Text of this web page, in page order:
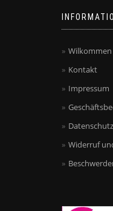
Wilkommen
Kontakt
Impressum
Widerruf